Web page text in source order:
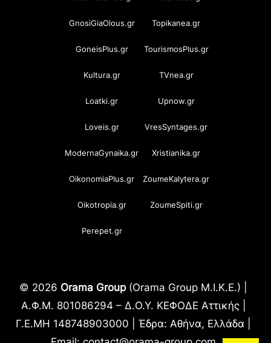
GnosiGiaOlous.gr Topikanea.gr
GoneisPlus.gr TourismosPlus.gr
Kultura.gr TVnea.gr
Loatki.gr Upnow.gr
Loveis.gr VresSyntages.gr
ModernaGynaika.gr Xristianika.gr
OikonomiaPlus.gr ZoumeKalytera.gr
Oikotropia.gr ZoumeSpiti.gr
Perepet.gr
© 2026 Orama Group(Orama Group Μ.Ι.Κ.Ε.) |
Α.Φ.Μ. 801086294 – Δ.Ο.Υ. ΚΕΦΟΔΕ Αττικής |
Γ.Ε.ΜΗ 148748903000 | Έδρα: Αθήνα, Ελλάδα |